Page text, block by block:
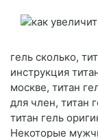
гель сколько,
инструкция
москве, титан
для член, титан
титан гель
Некоторые